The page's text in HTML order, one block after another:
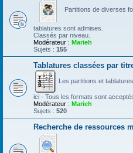
Partitions de diverses
tablatures sont admises.
Classés par niveau.
Modérateur : Marieh
Sujets : 155
Tablatures classées par
Les partitions et
ici - Tous les formats sont
Modérateur : Marieh
Sujets : 520
Recherche de ressources